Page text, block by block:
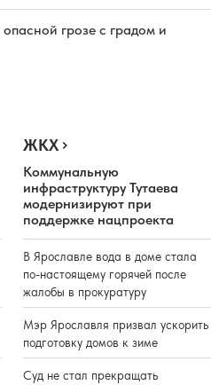
грозе с градом и
ЖКХ
Коммунальную
инфраструктуру Тутаева
модернизируют при
поддержке нацпроекта
В Ярославле вода в доме стала
по-настоящему горячей после
жалобы в прокуратуру
Мэр Ярославля призвал ускорить
подготовку домов к зиме
Суд не стал прекращать